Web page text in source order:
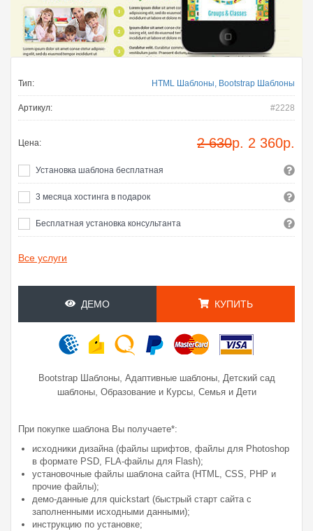
Тип: HTML Шаблоны, Bootstrap Шаблоны
Артикул: #2228
Цена: 2 630р. 2 360р.
Установка шаблона бесплатная
3 месяца хостинга в подарок
Бесплатная установка консультанта
Все услуги
ДЕМО КУПИТЬ
Bootstrap Шаблоны, Адаптивные шаблоны, Детский сад
шаблоны, Образование и Курсы, Семья и Дети
При покупке шаблона Вы получаете*:
исходники дизайна (файлы шрифтов, файлы для Photoshop
в формате PSD, FLA-файлы для Flash);
установочные файлы шаблона сайта (HTML, CSS, PHP и
прочие файлы);
демо-данные для quickstart (быстрый старт сайта с
заполненными исходными данными);
инструкцию по установке;